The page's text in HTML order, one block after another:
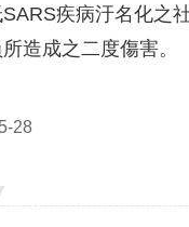
疾病汙名化之
造成之二度傷害。
28